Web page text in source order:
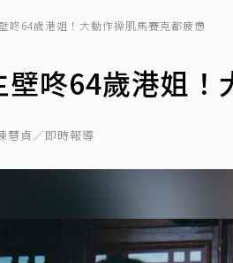
咚64歲港姐！大動作操肌馬賽克都疲憊
咚64歲港姐！
慧貞／即時報導